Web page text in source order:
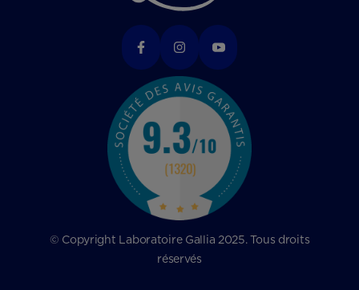
© Copyright Laboratoire Gallia 2025. Tous droits
réservés